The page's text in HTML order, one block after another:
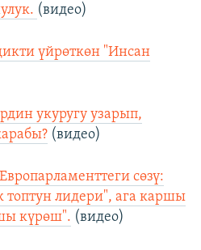
(видео)
үйрөткөн "Инсан
укуругу узарып,
(видео)
сөзү:
лидери", ага каршы
күрөш". (видео)